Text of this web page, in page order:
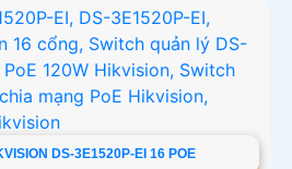
DS-3E1520P-EI 16 POE